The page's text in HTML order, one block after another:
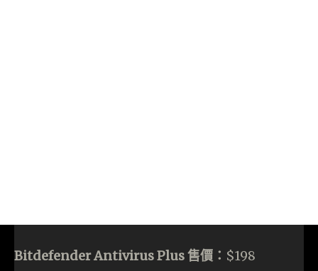
Bitdefender Antivirus Plus 售價： $198